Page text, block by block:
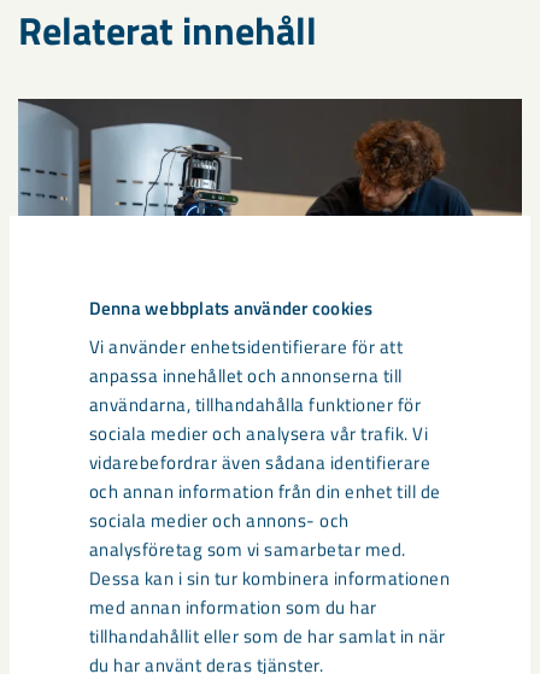
Denna webbplats använder cookies
Vi använder enhetsidentifierare för att
anpassa innehållet och annonserna till
användarna, tillhandahålla funktioner för
sociala medier och analysera vår trafik. Vi
vidarebefordrar även sådana identifierare
och annan information från din enhet till de
sociala medier och annons- och
analysföretag som vi samarbetar med.
Dessa kan i sin tur kombinera informationen
med annan information som du har
tillhandahållit eller som de har samlat in när
du har använt deras tjänster.
Relaterat innehåll
Så kan humanoida robotar öka
säkerheten i framtidens gruva
Utvecklingen av humanoida robotar, människoliknande
robotar med armar och ben, går snabbt. I takt med att
tekniken blir alltmer avancerad ...